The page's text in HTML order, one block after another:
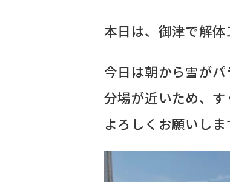
本日は、御津で解
今日は朝から雪が
分場が近いため、
よろしくお願いしま